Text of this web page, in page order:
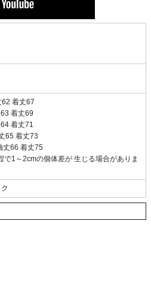
62 着丈67
着丈69
着丈71
65 着丈73
丈66 着丈75
1～2cmの個体差が 生じる場合がありま